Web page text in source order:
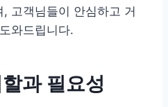
고객님들이 안심하고 거
와드립니다.
과 필요성